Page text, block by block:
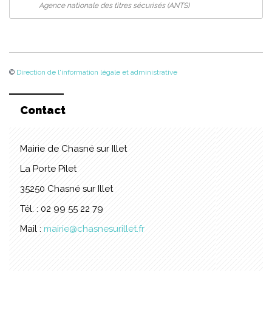
Agence nationale des titres sécurisés (ANTS)
© Direction de l'information légale et administrative
Contact
Mairie de Chasné sur Illet
La Porte Pilet
35250 Chasné sur Illet
Tél. : 02 99 55 22 79
Mail : mairie@chasnesurillet.fr